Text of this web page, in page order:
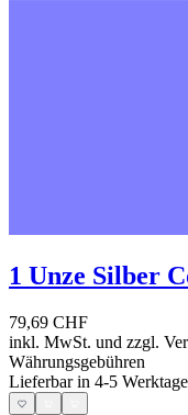
1 Unze Silber
79,69 CHF
inkl. MwSt. und zzgl.
Währungsgebühren
Lieferbar in 4-5